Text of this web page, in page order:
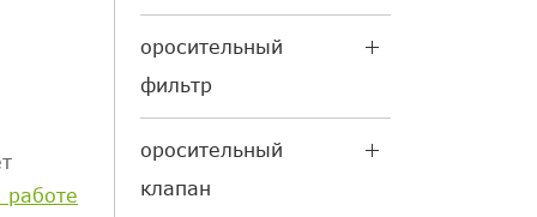
работе
оросительный
фильтр
оросительный
клапан